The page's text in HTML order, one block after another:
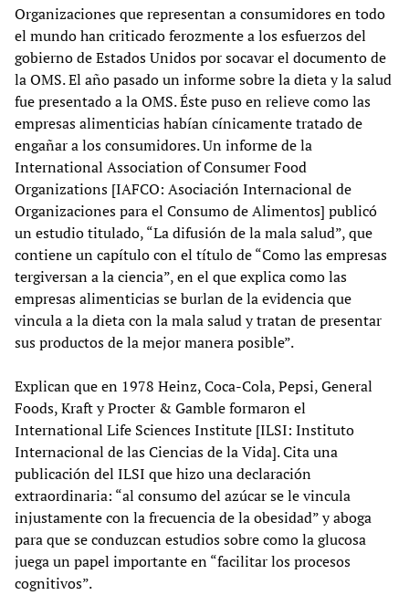
Organizaciones que representan a consumidores en todo
el mundo han criticado ferozmente a los esfuerzos del
gobierno de Estados Unidos por socavar el documento de
la OMS. El año pasado un informe sobre la dieta y la salud
fue presentado a la OMS. Éste puso en relieve como las
empresas alimenticias habían cínicamente tratado de
engañar a los consumidores. Un informe de la
International Association of Consumer Food
Organizations [IAFCO: Asociación Internacional de
Organizaciones para el Consumo de Alimentos] publicó
un estudio titulado, “La difusión de la mala salud”, que
contiene un capítulo con el título de “Como las empresas
tergiversan a la ciencia”, en el que explica como las
empresas alimenticias se burlan de la evidencia que
vincula a la dieta con la mala salud y tratan de presentar
sus productos de la mejor manera posible”.
Explican que en 1978 Heinz, Coca-Cola, Pepsi, General
Foods, Kraft y Procter & Gamble formaron el
International Life Sciences Institute [ILSI: Instituto
Internacional de las Ciencias de la Vida]. Cita una
publicación del ILSI que hizo una declaración
extraordinaria: “al consumo del azúcar se le vincula
injustamente con la frecuencia de la obesidad” y aboga
para que se conduzcan estudios sobre como la glucosa
juega un papel importante en “facilitar los procesos
cognitivos”.